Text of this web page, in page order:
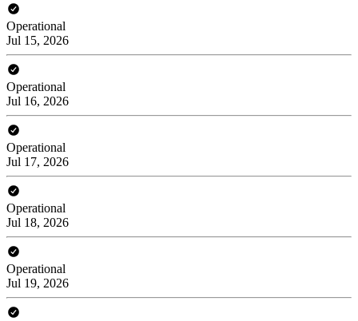
Operational
Jul 15, 2026
Operational
Jul 16, 2026
Operational
Jul 17, 2026
Operational
Jul 18, 2026
Operational
Jul 19, 2026